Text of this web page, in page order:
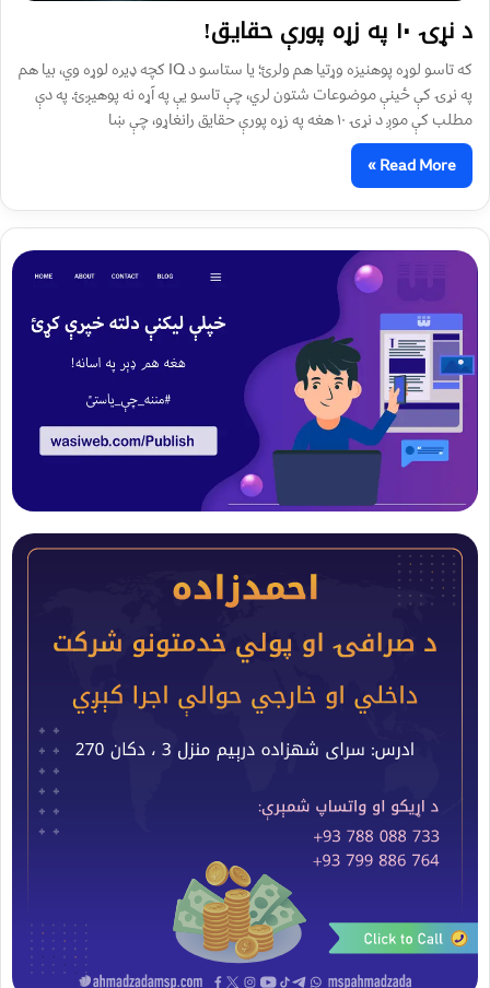
د نړۍ ۱۰ په زړه پورې حقایق!
که تاسو لوړه پوهنيزه وړتیا هم ولرئ؛ یا ستاسو د IQ کچه ډيره لوړه وي، بیا هم
په نړۍ کې ځینې موضوعات شتون لري، چې تاسو یې په آړه نه پوهیږئ. په دې
مطلب کې موږ د نړۍ ۱۰ هغه په زړه پورې حقایق رانغاړو، چې ښا
Read More »